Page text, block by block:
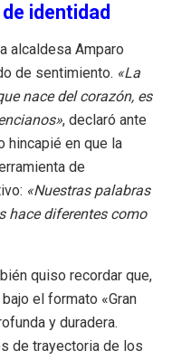
identidad
alcaldesa Amparo
de sentimiento. «La
nace del corazón, es
, declaró ante
hincapié en que la
de
«Nuestras palabras
hace diferentes como
quiso recordar que,
el formato «Gran
y duradera.
de trayectoria de los